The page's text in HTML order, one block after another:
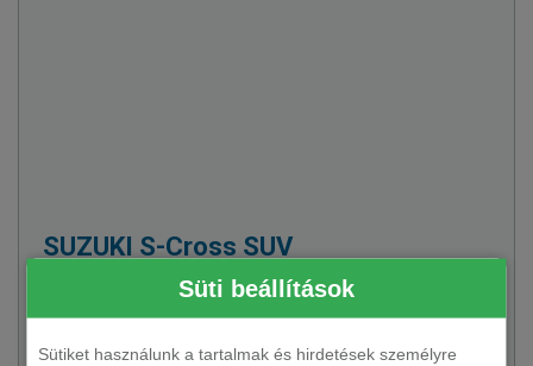
Süti beállítások
Sütiket használunk a tartalmak és hirdetések személyre
SUZUKI S-Cross SUV
17 változat rendelhető
ennek tartóssága biztosítja.